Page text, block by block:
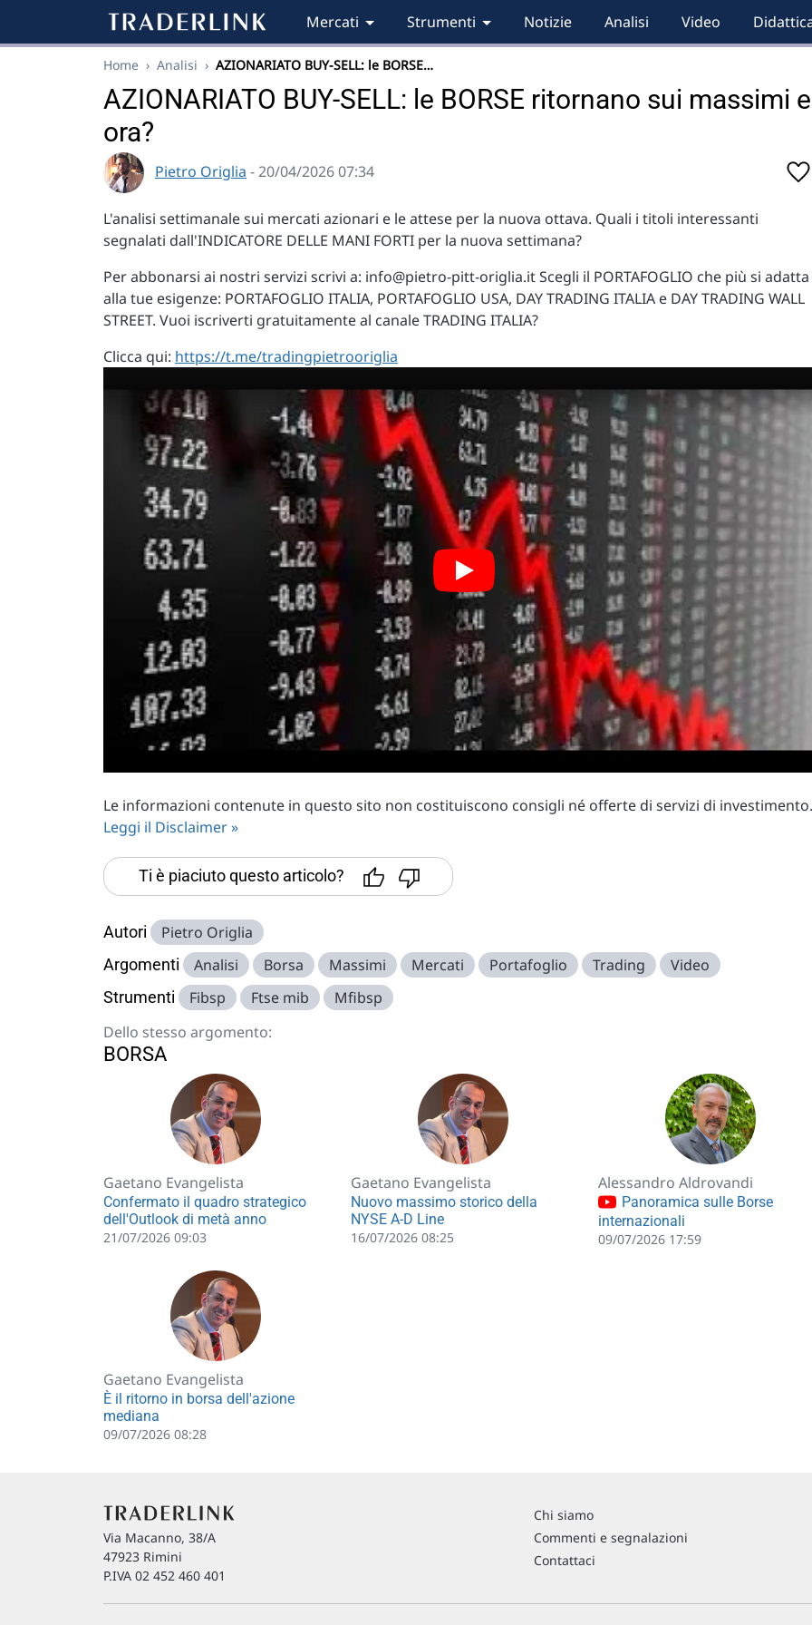
Mercati Strumenti Notizie Analisi Video
Home › Analisi › AZIONARIATO BUY-SELL: le BORSE…
AZIONARIATO BUY-SELL: le BORSE ritornano sui massimi e
ora?
Pietro Origlia - 20/04/2026 07:34
L'analisi settimanale sui mercati azionari e le attese per la nuova ottava. Quali i titoli interessanti
segnalati dall'INDICATORE DELLE MANI FORTI per la nuova settimana?
Per abbonarsi ai nostri servizi scrivi a: info@pietro-pitt-origlia.itScegli il PORTAFOGLIO che più si adatta
alla tue esigenze: PORTAFOGLIO ITALIA, PORTAFOGLIO USA, DAY TRADING ITALIA e DAY TRADING WALL
STREET. Vuoi iscriverti gratuitamente al canale TRADING ITALIA?
Clicca qui: https://t.me/tradingpietrooriglia
Le informazioni contenute in questo sito non costituiscono consigli né offerte di servizi di investimento.
Leggi il Disclaimer »
Ti è piaciuto questo articolo?
Autori Pietro Origlia
Argomenti Analisi Borsa Massimi Mercati Portafoglio Trading Video
Strumenti Fibsp Ftse mib
Mfibsp
Dello stesso argomento:
BORSA
Gaetano Evangelista
Confermato il quadro strategico
dell'Outlook di metà anno
21/07/2026 09:03
Gaetano Evangelista
Nuovo massimo storico della
NYSE A-D Line
16/07/2026 08:25
Alessandro Aldrovandi
Panoramica sulle Borse
internazionali
09/07/2026 17:59
Gaetano Evangelista
È il ritorno in borsa dell'azione
mediana
09/07/2026 08:28
Via Macanno, 38/A
47923 Rimini
P.IVA 02 452 460 401
Chi siamo
Commenti e segnalazioni
Contattaci